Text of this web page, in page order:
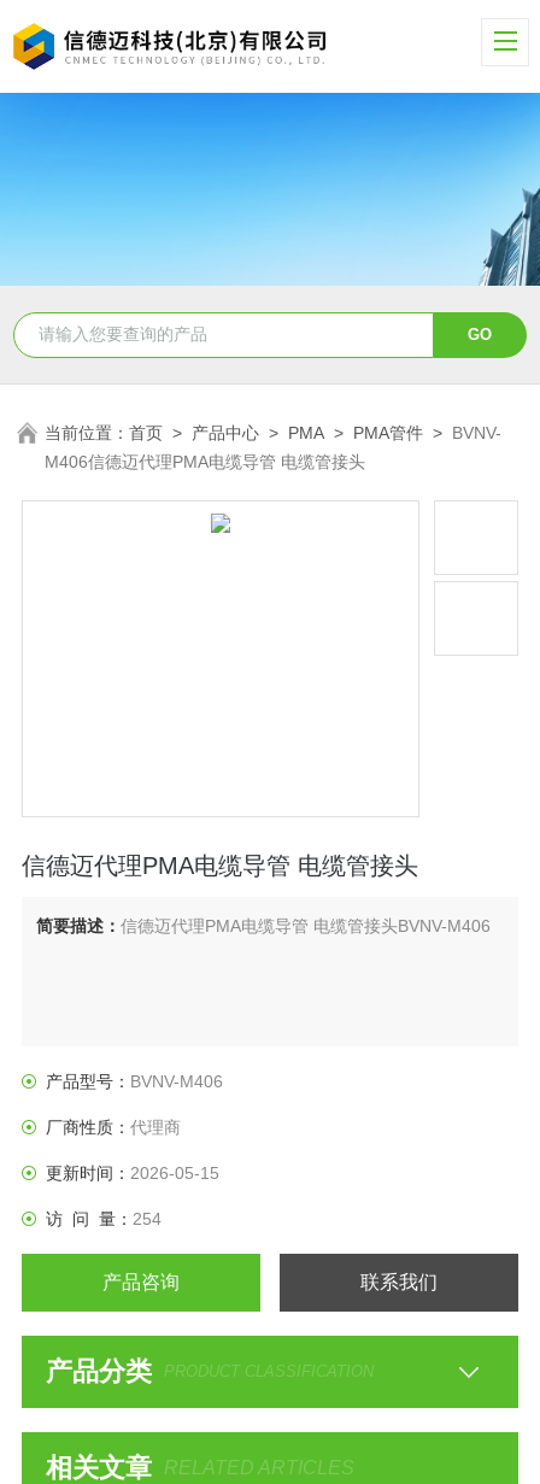
当前位置：首页 > 产品中心 > PMA > PMA管件 > BVNV-
M406信德迈代理PMA电缆导管 电缆管接头
信德迈代理PMA电缆导管 电缆管接头
简要描述： 信德迈代理PMA电缆导管 电缆管接头BVNV-M406
产品型号： BVNV-M406
厂商性质： 代理商
更新时间： 2026-05-15
访 问 量： 254
产品咨询 联系我们
产品分类 PRODUCT CLASSIFICATION
相关文章 RELATED ARTICLES